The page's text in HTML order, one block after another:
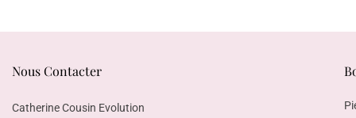
Nous Contacter
Catherine Cousin Evolution